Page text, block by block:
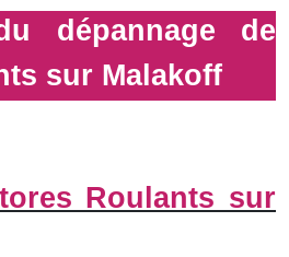
dépannage de
sur Malakoff
Roulants sur